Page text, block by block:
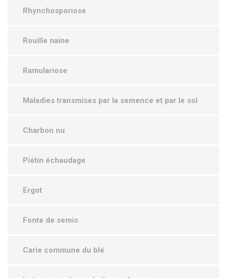
Rhynchosporiose
Rouille naine
Ramulariose
Maladies transmises par la semence et par le sol
Charbon nu
Piétin échaudage
Ergot
Fonte de semis
Carie commune du blé